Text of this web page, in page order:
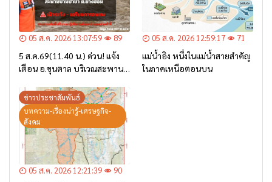
05 ส.ค. 2026 13:07:59 89
5 ส.ค.69(11.40 น.) ด่วน! แจ้ง
เตือน อ.ขุนตาล บริเวณสะพาน
– เตรียมการอพยพ”
05 ส.ค. 2026 12:59:17 71
แม่น้ำอิง หนึ่งในแม่น้ำสายสำคัญ
ในภาคเหนือตอนบน
ข่าวประชาสัมพันธ์
บทความ-เรื่องน่ารู้-เศรษฐกิจ-
สังคม
05 ส.ค. 2026 12:21:39 90